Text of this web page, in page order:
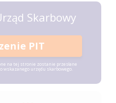
Skarbowy
PIT
na tej stronie zostanie przesłane
wskazanego urzędu skarbowego.